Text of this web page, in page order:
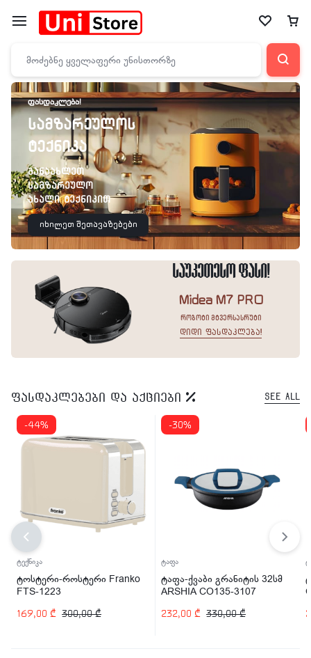
ᲤᲐᲡᲓᲐᲙᲚᲔᲑᲐ!
სამზარეულოს
ტექნიკა
განაახლეთ
სამზარეულო
ახალი ტექნიკით
იხილეთ შეთავაზებები
საუკეთესო ფასი!
Midea M7 PRO
რობოტი მტვერსასრუტი
დიდი ფასდაკლება!
ფასდაკლებები და აქციები See All
-44%
ტექნიკა
ტოსტერი-როსტერი Franko
FTS-1223
300,00₾
169,00 ₾
-30%
ტაფა
ტაფა-ქვაბი გრანიტის 32სმ
ARSHIA CO135-3107
330,00₾
232,00 ₾